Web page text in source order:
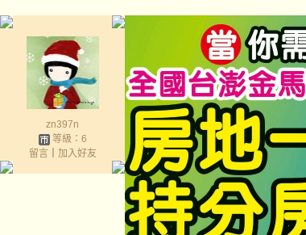
zn397n
等級：6
留言｜ 加入好友